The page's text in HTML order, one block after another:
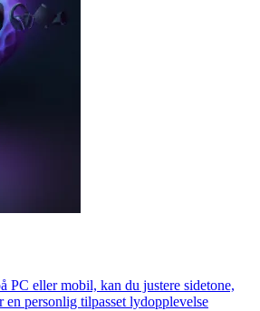
PC eller mobil, kan du justere sidetone,
personlig tilpasset lydopplevelse